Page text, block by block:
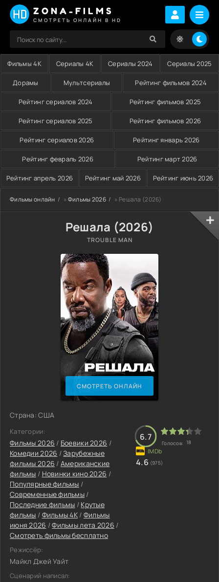
ZONA-FILMS
СМОТРЕТЬ ОНЛАЙН В HD
Фильмы 4K Сериалы 4K Сериалы 2024 Сериалы 2025
Дорамы Мультсериалы Рейтинг фильмов 2024
Рейтинг сериалов 2024 Рейтинг фильмов 2025
Рейтинг сериалов 2025 Рейтинг фильмов 2026
Рейтинг сериалов 2026 Рейтинг январь 2026
Рейтинг февраль 2026 Рейтинг март 2026
Рейтинг апрель 2026 Рейтинг май 2026 Рейтинг июнь 2026
Фильмы онлайн » Фильмы 2026 » Решала (2026)
Решала (2026)
TROUBLE MAN
СМОТРЕТЬ ОНЛАЙН
Страна: США
Категории:
Фильмы 2026 / Боевики 2026 /
Комедии 2026 /Зарубежные
фильмы 2026 / Американские
фильмы / Новинки кино 2026 /
Популярные фильмы /
Современные фильмы /
Последние фильмы / Крутые
фильмы / Фильмы 4K / Фильмы
июня 2026 /Фильмы лета 2026 /
Смотреть фильмы бесплатно
Режиссёр:
Майкл Джей Уайт
Сценарий написал:
6.7
Голосов: 18
4.6 (975)